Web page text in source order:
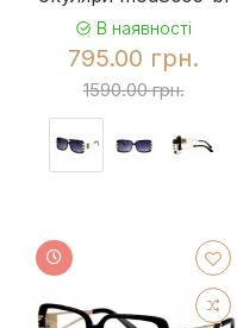
В наявності
795.00 грн.
1590.00 грн.